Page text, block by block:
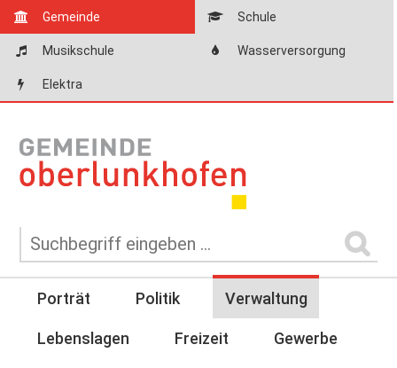
Gemeinde Schule
Musikschule Wasserversorgung
Elektra
Porträt Politik Verwaltung
Lebenslagen Freizeit Gewerbe